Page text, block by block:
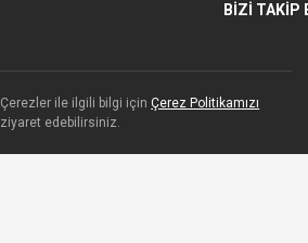
BİZİ TAKİP
Çerezler ile ilgili bilgi içinÇerez Politikamızı
ziyaret edebilirsiniz.